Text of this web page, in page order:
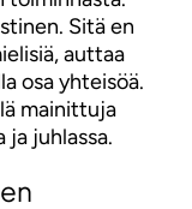
Sitä en
auttaa
osa yhteisöä.
mainittuja
ja juhlassa.